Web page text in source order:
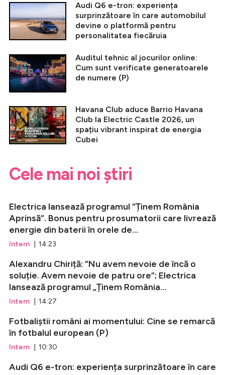
Audi Q6 e-tron: experiența
surprinzătoare în care automobilul
devine o platformă pentru
personalitatea fiecăruia
Auditul tehnic al jocurilor online:
Cum sunt verificate generatoarele
de numere (P)
Havana Club aduce Barrio Havana
Club la Electric Castle 2026, un
spațiu vibrant inspirat de energia
Cubei
Cele mai noi știri
Electrica lansează programul ”Ținem România
Aprinsă”. Bonus pentru prosumatorii care livrează
energie din baterii în orele de...
Intern | 14:23
Alexandru Chiriță: ”Nu avem nevoie de încă o
soluție. Avem nevoie de patru ore”; Electrica
lansează programul „Ținem România...
Intern | 14:27
Fotbaliștii români ai momentului: Cine se remarcă
în fotbalul european (P)
Intern | 10:30
Audi Q6 e-tron: experiența surprinzătoare în care